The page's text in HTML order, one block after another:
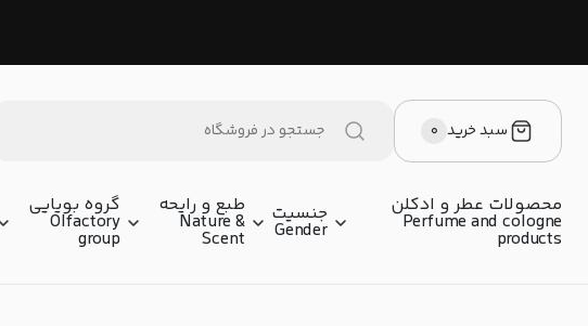
سبد خرید ۰
محصولات عطر و ادکلن
Perfume and cologne
products
جنسیت
Gender
طبع و رایحه
Nature &
Scent
گروه بویایی
Olfactory
group